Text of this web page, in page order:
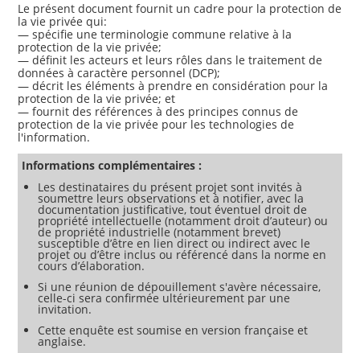
Le présent document fournit un cadre pour la protection de
la vie privée qui:
— spécifie une terminologie commune relative à la
protection de la vie privée;
— définit les acteurs et leurs rôles dans le traitement de
données à caractère personnel (DCP);
— décrit les éléments à prendre en considération pour la
protection de la vie privée; et
— fournit des références à des principes connus de
protection de la vie privée pour les technologies de
Informations complémentaires :
Les destinataires du présent projet sont invités à
soumettre leurs observations et à notifier, avec la
documentation justificative, tout éventuel droit de
propriété intellectuelle (notamment droit d’auteur) ou
de propriété industrielle (notamment brevet)
susceptible d’être en lien direct ou indirect avec le
projet ou d’être inclus ou référencé dans la norme en
cours d’élaboration.
Si une réunion de dépouillement s'avère nécessaire,
celle-ci sera confirmée ultérieurement par une
invitation.
Cette enquête est soumise en version française et
anglaise.